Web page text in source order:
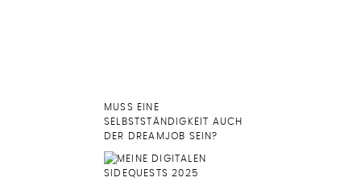
MUSS EINE
SELBSTSTÄNDIGKEIT AUCH
DER DREAMJOB SEIN?